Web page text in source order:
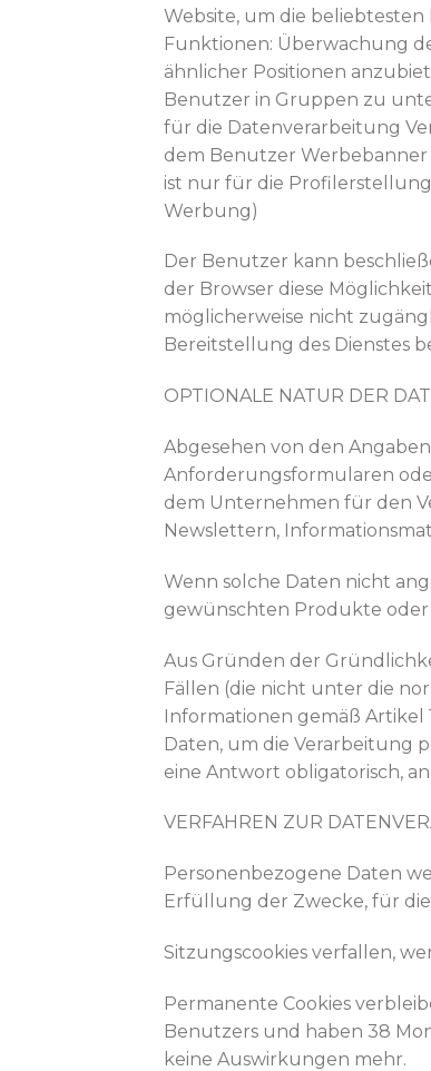
Website, um die
Funktionen: Überwachung
ähnlicher Positionen
Benutzer in Gruppen zu
für die Datenverarbeitung
dem Benutzer Werbebanner
ist nur für die
Werbung)
Der Benutzer kann
der Browser diese
möglicherweise nicht
Bereitstellung des Dienstes
OPTIONALE NATUR DER
Abgesehen von den
Anforderungsformularen
dem Unternehmen für den
Newslettern,
Wenn solche Daten nicht
gewünschten Produkte
Aus Gründen der
Fällen (die nicht unter die
Informationen gemäß Artikel
Daten, um die Verarbeitung
eine Antwort obligatorisch,
VERFAHREN ZUR
Personenbezogene Daten
Erfüllung der Zwecke, für
Sitzungscookies verfallen,
Permanente Cookies
Benutzers und haben 38
keine Auswirkungen mehr.